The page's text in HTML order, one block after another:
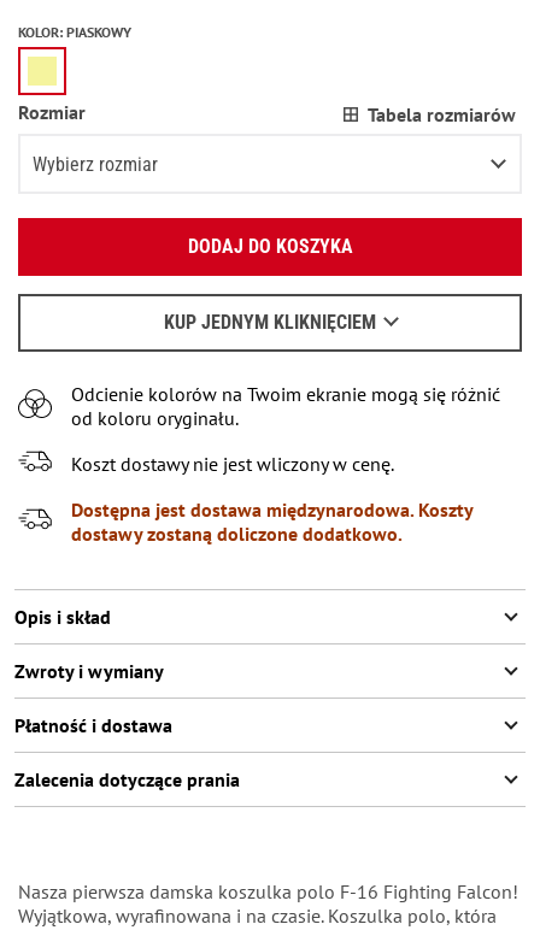
KOLOR: PIASKOWY
Rozmiar Tabela rozmiarów
Wybierz rozmiar
XS
L
XL
DODAJ DO KOSZYKA
KUP JEDNYM KLIKNIĘCIEM
Kiedy czekać na e-mail - przeczytajtu.
Odcienie kolorów na Twoim ekranie mogą się różnić
od koloru oryginału.
Koszt dostawy nie jest wliczony w cenę.
Dostępna jest dostawa międzynarodowa. Koszty
dostawy zostaną doliczone dodatkowo.
Opis i skład
Zwroty i wymiany
Płatność i dostawa
Zalecenia dotyczące prania
Nasza pierwsza damska koszulka polo F-16 Fighting Falcon!
Wyjątkowa, wyrafinowana i na czasie. Koszulka polo, która